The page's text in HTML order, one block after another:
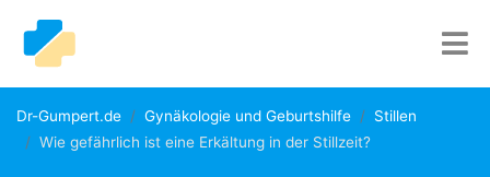
Dr-Gumpert.de Gynäkologie und Geburtshilfe
Stillen
Wie gefährlich ist eine Erkältung in der Stillzeit?